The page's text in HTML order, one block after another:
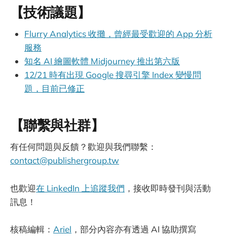
【技術議題】
Flurry Analytics 收攤，曾經最受歡迎的 App 分析
服務
知名 AI 繪圖軟體 Midjourney 推出第六版
12/21 時有出現 Google 搜尋引擎 Index 變慢問
題，目前已修正
【聯繫與社群】
有任何問題與反饋？歡迎與我們聯繫：
contact@publishergroup.tw
也歡迎在 LinkedIn 上追蹤我們 ，接收即時發刊與活動
訊息！
核稿編輯： Ariel ，部分內容亦有透過 AI 協助撰寫